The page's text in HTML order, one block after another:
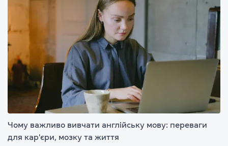
Чому важливо вивчати англійську мову: переваги
для кар'єри, мозку та життя